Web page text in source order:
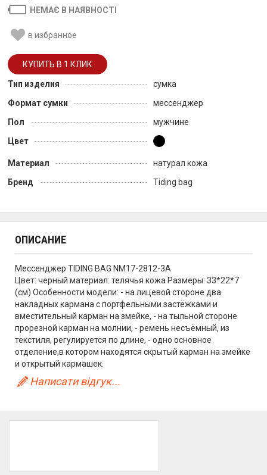
НЕМАЄ В НАЯВНОСТІ
в избранное
Тип изделия
сумка
Формат сумки
мессенджер
Пол
мужчине
Цвет
Материал
натурал кожа
Бренд
Tiding bag
ОПИСАНИЕ
Мессенджер TIDING BAG NM17-2812-3A
Цвет: черный материал: телячья кожа Размеры: 33*22*7
(см) Особенности модели: - на лицевой стороне два
накладных кармана с портфельными застёжками и
вместительный карман на змейке, - на тыльной стороне
прорезной карман на молнии, - ремень несъёмный, из
текстиля, регулируется по длине, - одно основное
отделение,в котором находятся скрытый карман на змейке
и открытый кармашек.
Написати відгук...